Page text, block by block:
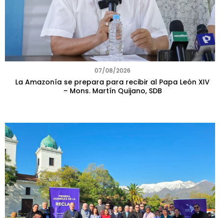
07/08/2026
La Amazonía se prepara para recibir al Papa León XIV
– Mons. Martín Quijano, SDB